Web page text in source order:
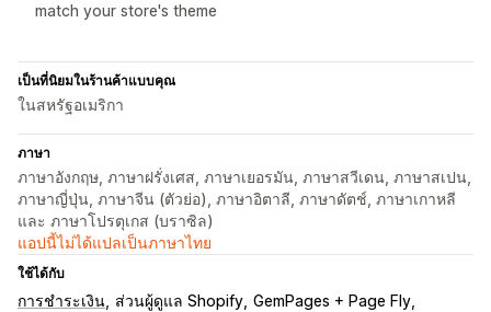
match your store's theme
เป็นที่นิยมในร้านค้าแบบคุณ
ในสหรัฐอเมริกา
ภาษา
ภาษาอังกฤษ, ภาษาฝรั่งเศส, ภาษาเยอรมัน, ภาษาสวีเดน, ภาษาสเปน,
ภาษาญี่ปุ่น, ภาษาจีน (ตัวย่อ), ภาษาอิตาลี, ภาษาดัตช์, ภาษาเกาหลี
และ ภาษาโปรตุเกส (บราซิล)
แอปนี้ไม่ได้แปลเป็นภาษาไทย
ใช้ได้กับ
การชำระเงิน ส่วนผู้ดูแล Shopify GemPages + Page Fly